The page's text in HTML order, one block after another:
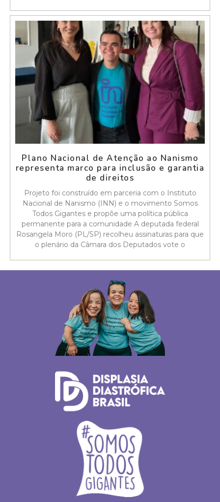
Plano Nacional de Atenção ao Nanismo
representa marco para inclusão e garantia
de direitos
Projeto foi construído em parceria com o Instituto
Nacional de Nanismo (INN) e o movimento Somos
Todos Gigantes e propõe uma política pública
permanente para a comunidade A deputada federal
Rosangela Moro (PL/SP) recolheu assinaturas para que
o plenário da Câmara dos Deputados vote o